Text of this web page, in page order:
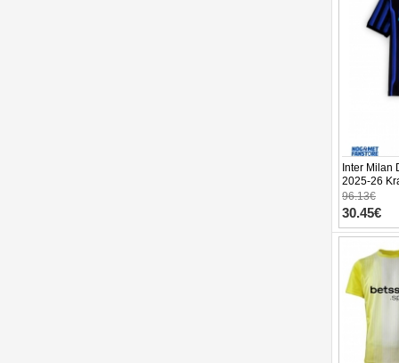
Inter Milan
2025-26
hlače)
96.13€
30.45€